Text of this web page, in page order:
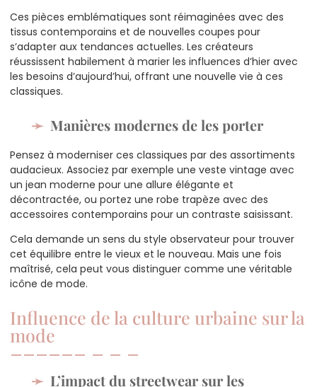
Ces pièces emblématiques sont réimaginées avec des
tissus contemporains et de nouvelles coupes pour
s’adapter aux tendances actuelles. Les créateurs
réussissent habilement à marier les influences d’hier avec
les besoins d’aujourd’hui, offrant une nouvelle vie à ces
classiques.
Manières modernes de les porter
Pensez à moderniser ces classiques par des assortiments
audacieux. Associez par exemple une veste vintage avec
un jean moderne pour une allure élégante et
décontractée, ou portez une robe trapèze avec des
accessoires contemporains pour un contraste saisissant.
Cela demande un sens du style observateur pour trouver
cet équilibre entre le vieux et le nouveau. Mais une fois
maîtrisé, cela peut vous distinguer comme une véritable
icône de mode.
Influence de la culture urbaine sur la
mode
L’impact du streetwear sur les